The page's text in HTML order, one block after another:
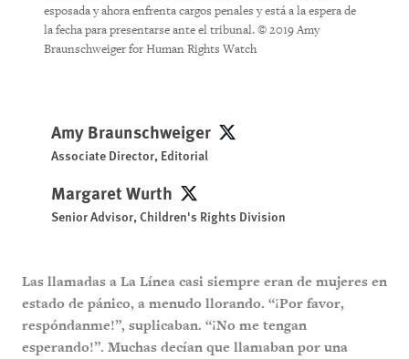
esposada y ahora enfrenta cargos penales y está a la espera de
la fecha para presentarse ante el tribunal. © 2019 Amy
Braunschweiger for Human Rights Watch
Amy Braunschweiger Amy Braunschweiger
Associate Director, Editorial
Margaret Wurth Margaret Wurth
Senior Advisor, Children's Rights Division
Las llamadas a La Línea casi siempre eran de mujeres en
estado de pánico, a menudo llorando. “¡Por favor,
respóndanme!”, suplicaban. “¡No me tengan
esperando!”. Muchas decían que llamaban por una